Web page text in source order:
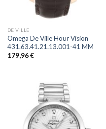
DE VILLE
Omega De Ville Hour Vision
431.63.41.21.13.001-41 MM
179,96€